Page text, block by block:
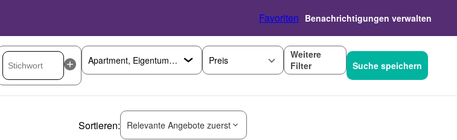
Favoriten Benachrichtigungen verwalten
Preis
Weitere
Filter
Suche speichern
Sortieren: Relevante Angebote zuerst